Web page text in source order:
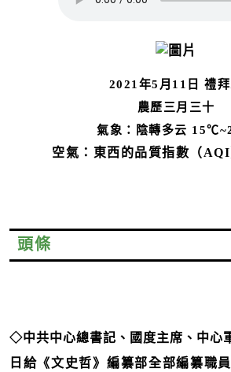
2021年5月11日 禮拜
農歷三月三十
氣象：陰轉多云 15
空氣： 東西的品質指數（
頭條
◇中共中心總書記、國度主席、中心
日給《文史哲》編纂部全部編纂職